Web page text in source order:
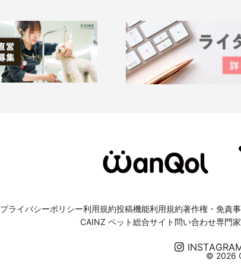
プライバシーポリシー利用規約投稿機能利用規約著作権・免責
CAINZ ペット総合サイト 問い合わせ専門
© 2026